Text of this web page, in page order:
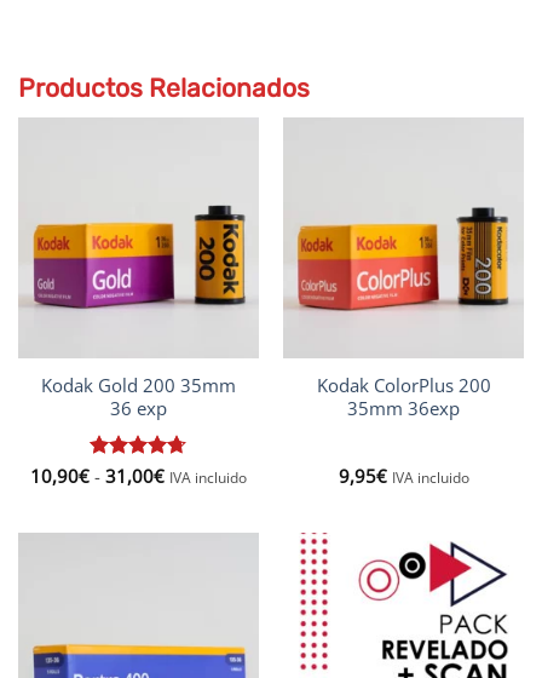
Productos Relacionados
Kodak Gold 200 35mm
36 exp
Valorado
10,90€ - 31,00€Rango
de
IVA incluido
Kodak ColorPlus 200
35mm 36exp
9,95€ IVA incluido